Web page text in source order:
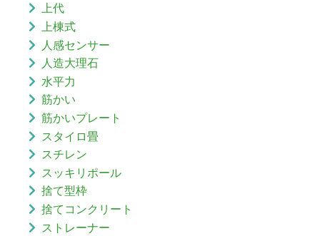
上代
上棟式
人感センサー
人造大理石
水平力
筋かい
筋かいプレート
スタイロ畳
スチレン
スッキリポール
捨て型枠
捨てコンクリート
ストレーナー